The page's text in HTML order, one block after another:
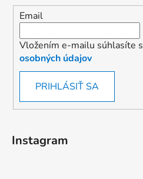
Email
Vložením e-mailu súhlasíte s
osobných údajov
PRIHLÁSIŤ SA
Instagram